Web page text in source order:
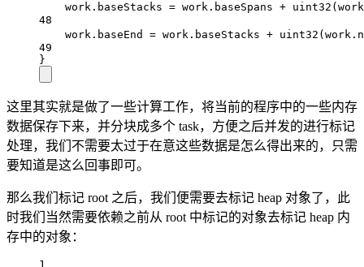
work.baseStacks = work.baseSpans + uint32
48
work.baseEnd = work.baseStacks + uint32
49
}
这里其实就是做了一些计算工作，将当前的程序中的一些内存
数据保存下来，并分块成多个 task，方便之后并发的进行标记
处理，我们不需要太过于在意这些数据是怎么得出来的，只需
要知道是这么回事即可。
那么我们标记 root 之后，我们便需要去标记 heap 对象了，此
时我们当然需要依赖之前从 root 中标记的对象去标记 heap 内
存中的对象：
1